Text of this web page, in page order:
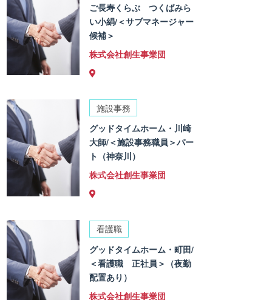
ご長寿くらぶ つくばみら
い小絹/＜サブマネージャー
候補＞
株式会社創生事業団
施設事務
グッドタイムホーム・川崎
大師/＜施設事務職員＞パー
ト（神奈川）
株式会社創生事業団
看護職
グッドタイムホーム・町田/
＜看護職 正社員＞（夜勤
配置あり）
株式会社創生事業団